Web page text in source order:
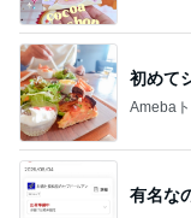
初めて
Ameba
有名な